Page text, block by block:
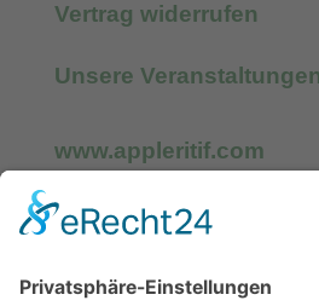
Vertrag widerrufen
Unsere Veranstaltungen
www.appleritif.com